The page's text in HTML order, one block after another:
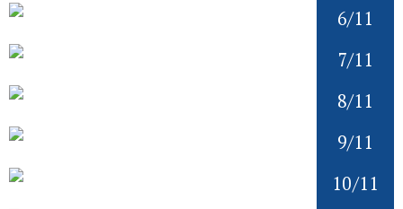
6/11
7/11
8/11
9/11
10/11